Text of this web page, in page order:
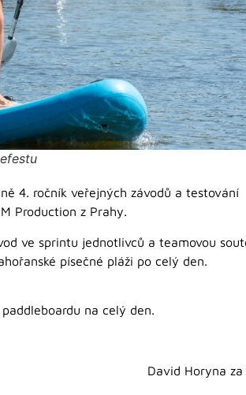
4. ročník veřejných závodů a testování
Production z Prahy.
ve sprintu jednotlivců a teamovou
písečné pláži po celý den.
na celý den.
David Horyna